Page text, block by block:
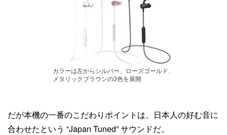
カラーは左からシルバー、ローズゴールド、
メタリックブラウンの3色を展開
だが本機の一番のこだわりポイントは、日本人の好む音に
合わせたという “Japan Tuned” サウンドだ。